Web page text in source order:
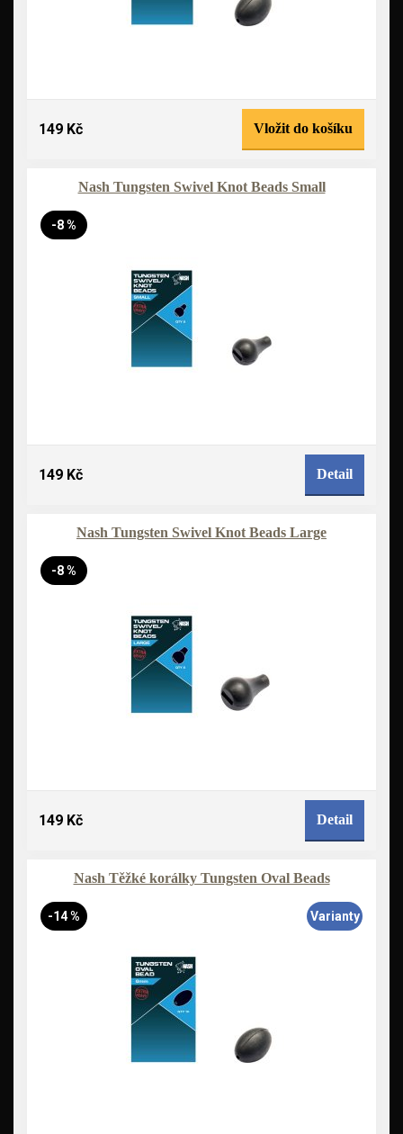
149 Kč Vložit do košíku
Nash Tungsten Swivel Knot Beads Small
-8 %
149 Kč Detail
Nash Tungsten Swivel Knot Beads Large
-8 %
149 Kč Detail
Nash Těžké korálky Tungsten Oval Beads
-14 % Varianty